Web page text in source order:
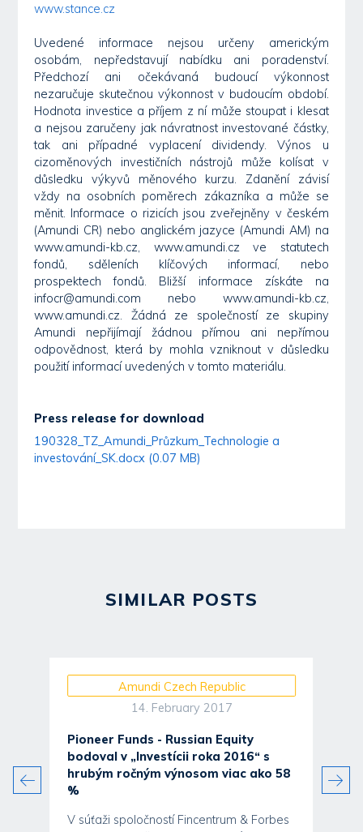
www.stance.cz
Uvedené informace nejsou určeny americkým
osobám, nepředstavují nabídku ani poradenství.
Předchozí ani očekávaná budoucí výkonnost
nezaručuje skutečnou výkonnost v budoucím období.
Hodnota investice a příjem z ní může stoupat i klesat
a nejsou zaručeny jak návratnost investované částky,
tak ani případné vyplacení dividendy. Výnos u
cizoměnových investičních nástrojů může kolísat v
důsledku výkyvů měnového kurzu. Zdanění závisí
vždy na osobních poměrech zákazníka a může se
měnit. Informace o rizicích jsou zveřejněny v českém
(Amundi CR) nebo anglickém jazyce (Amundi AM) na
www.amundi-kb.cz, www.amundi.cz ve statutech
fondů, sděleních klíčových informací, nebo
prospektech fondů. Bližší informace získáte na
infocr@amundi.com nebo www.amundi-kb.cz,
www.amundi.cz. Žádná ze společností ze skupiny
Amundi nepřijímají žádnou přímou ani nepřímou
odpovědnost, která by mohla vzniknout v důsledku
použití informací uvedených v tomto materiálu.
Press release for download
190328_TZ_Amundi_Průzkum_Technologie a
investování_SK.docx (0.07 MB)
SIMILAR POSTS
Amundi Czech Republic
14. February 2017
Pioneer Funds - Russian Equity
bodoval v „Investícii roka 2016“ s
hrubým ročným výnosom viac ako 58
%
V súťaži spoločností Fincentrum & Forbes